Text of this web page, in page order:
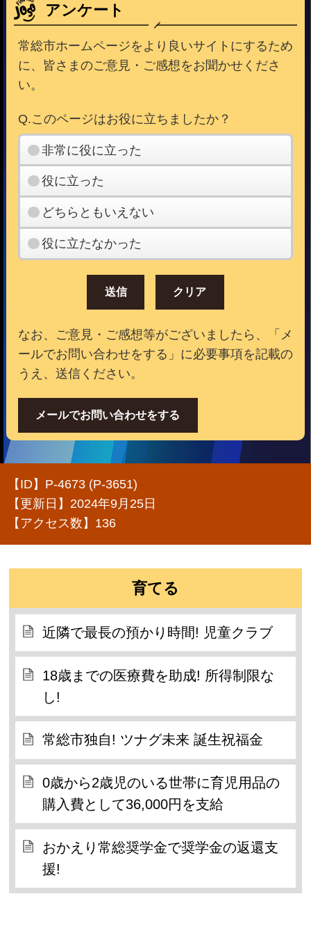
アンケート
常総市ホームページをより良いサイトにするため
に、皆さまのご意見・ご感想をお聞かせくださ
い。
Q.このページはお役に立ちましたか？
非常に役に立った
役に立った
どちらともいえない
役に立たなかった
なお、ご意見・ご感想等がございましたら、「メ
ールでお問い合わせをする」に必要事項を記載の
うえ、送信ください。
メールでお問い合わせをする
【ID】 P-4673 (P-3651)
【更新日】2024年9月25日
【アクセス数】 136
育てる
近隣で最長の預かり時間! 児童クラブ
18歳までの医療費を助成! 所得制限な
し!
常総市独自! ツナグ未来 誕生祝福金
0歳から2歳児のいる世帯に育児用品の
購入費として36,000円を支給
おかえり常総奨学金で奨学金の返還支
援!